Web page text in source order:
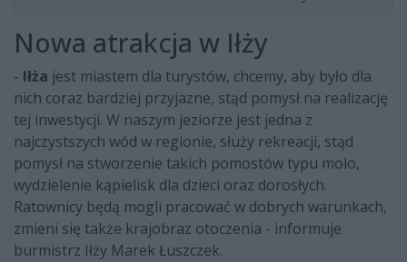
Nowa atrakcja w Iłży
- Iłża jest miastem dla turystów, chcemy, aby było dla
nich coraz bardziej przyjazne, stąd pomysł na realizację
tej inwestycji. W naszym jeziorze jest jedna z
najczystszych wód w regionie, służy rekreacji, stąd
pomysł na stworzenie takich pomostów typu molo,
wydzielenie kąpielisk dla dzieci oraz dorosłych.
Ratownicy będą mogli pracować w dobrych warunkach,
zmieni się także krajobraz otoczenia - informuje
burmistrz Iłży Marek Łuszczek.